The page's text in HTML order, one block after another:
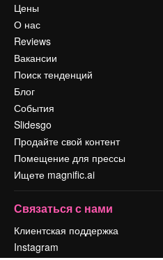
Цены
О нас
Reviews
Вакансии
Поиск тенденций
Блог
События
Slidesgo
Продайте свой контент
Помещение для прессы
Ищете magnific.ai
Связаться с нами
Клиентская поддержка
Instagram